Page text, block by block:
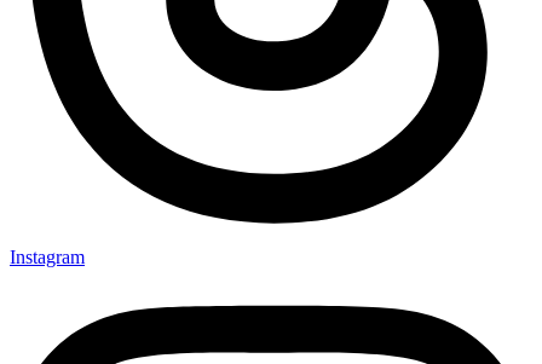
Instagram